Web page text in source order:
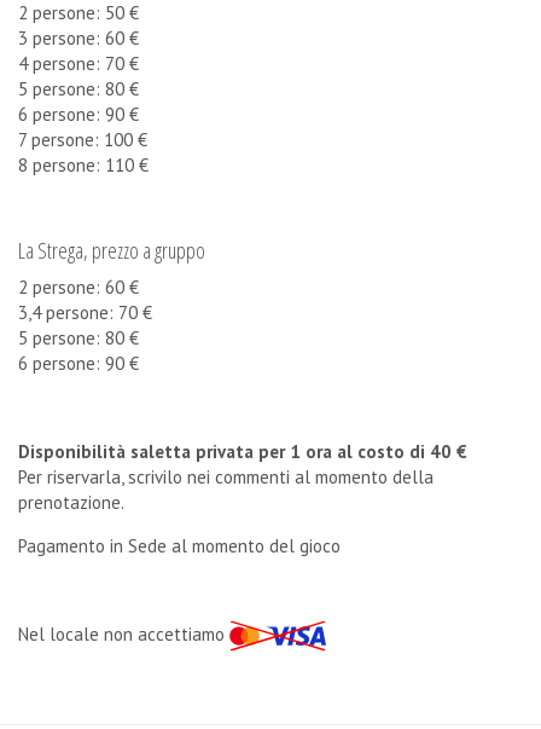
2 persone: 50 €
3 persone: 60 €
4 persone: 70 €
5 persone: 80 €
6 persone: 90 €
7 persone: 100 €
8 persone: 110 €
La Strega, prezzo a gruppo
2 persone: 60 €
3,4 persone: 70 €
5 persone: 80 €
6 persone: 90 €
Disponibilità saletta privata per 1 ora al costo di 40 €
Per riservarla, scrivilo nei commenti al momento della
prenotazione.
Pagamento in Sede al momento del gioco
Nel locale non accettiamo